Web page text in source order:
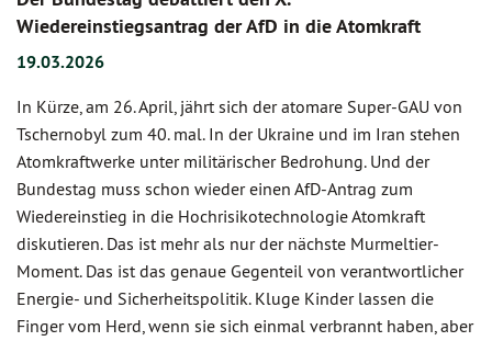
Wiedereinstiegsantrag der AfD in die Atomkraft
19.03.2026
In Kürze, am 26. April, jährt sich der atomare Super-GAU von
Tschernobyl zum 40. mal. In der Ukraine und im Iran stehen
Atomkraftwerke unter militärischer Bedrohung. Und der
Bundestag muss schon wieder einen AfD-Antrag zum
Wiedereinstieg in die Hochrisikotechnologie Atomkraft
diskutieren. Das ist mehr als nur der nächste Murmeltier-
Moment. Das ist das genaue Gegenteil von verantwortlicher
Energie- und Sicherheitspolitik. Kluge Kinder lassen die
Finger vom Herd, wenn sie sich einmal verbrannt haben, aber